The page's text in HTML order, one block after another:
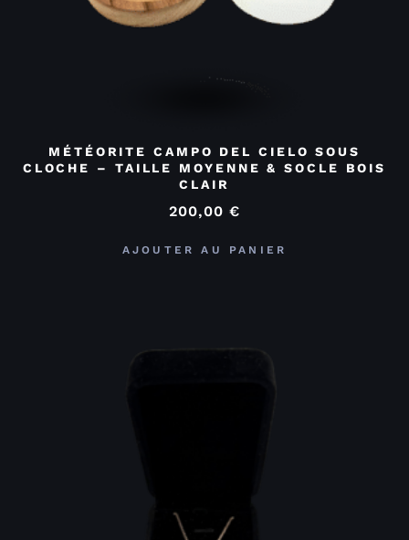
MÉTÉORITE CAMPO DEL CIELO SOUS
CLOCHE – TAILLE MOYENNE & SOCLE BOIS
CLAIR
200,00 €
AJOUTER AU PANIER